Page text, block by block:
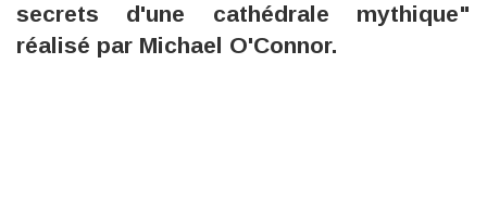
secrets d'une cathédrale mythique"
réalisé par Michael O'Connor.